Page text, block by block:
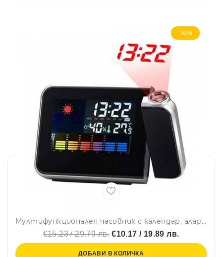
-33%
Мултифункционален часовник с календар, аларма и LED проекти DS-8190, аларма, LCD, цветен екран PRO
€15.23 / 29.79 лв.€10.17 / 19.89 лв.
ДОБАВИ В КОЛИЧКА